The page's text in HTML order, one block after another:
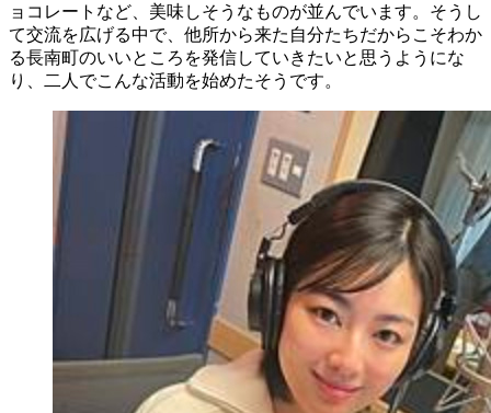
ョコレートなど、美味しそうなものが並んでいます。そうし
て交流を広げる中で、他所から来た自分たちだからこそわか
る長南町のいいところを発信していきたいと思うようにな
り、二人でこんな活動を始めたそうです。